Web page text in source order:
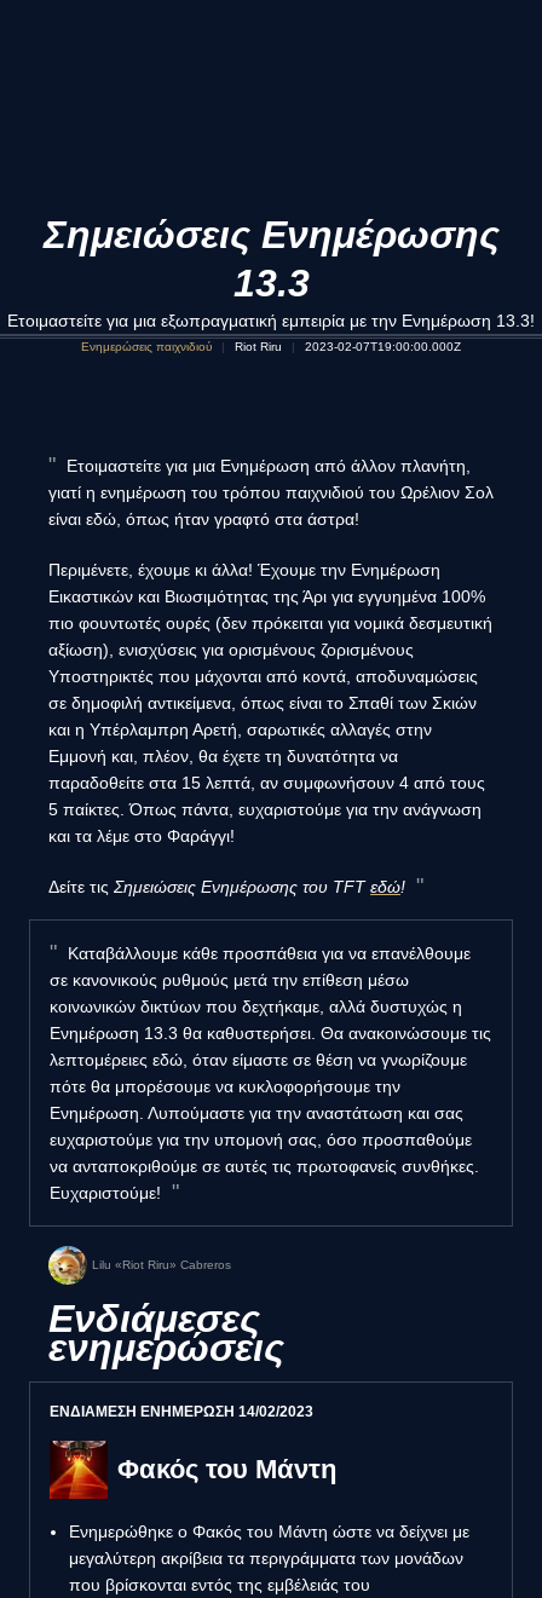
Σημειώσεις Ενημέρωσης
13.3
Ετοιμαστείτε για μια εξωπραγματική εμπειρία με την Ενημέρωση 13.3!
Ενημερώσεις παιχνιδιού Riot Riru 2023-02-07T19:00:00.000Z
Ετοιμαστείτε για μια Ενημέρωση από άλλον πλανήτη,
γιατί η ενημέρωση του τρόπου παιχνιδιού του Ωρέλιον Σολ
είναι εδώ, όπως ήταν γραφτό στα άστρα!
Περιμένετε, έχουμε κι άλλα! Έχουμε την Ενημέρωση
Εικαστικών και Βιωσιμότητας της Άρι για εγγυημένα 100%
πιο φουντωτές ουρές (δεν πρόκειται για νομικά δεσμευτική
αξίωση), ενισχύσεις για ορισμένους ζορισμένους
Υποστηρικτές που μάχονται από κοντά, αποδυναμώσεις
σε δημοφιλή αντικείμενα, όπως είναι το Σπαθί των Σκιών
και η Υπέρλαμπρη Αρετή, σαρωτικές αλλαγές στην
Εμμονή και, πλέον, θα έχετε τη δυνατότητα να
παραδοθείτε στα 15 λεπτά, αν συμφωνήσουν 4 από τους
5 παίκτες. Όπως πάντα, ευχαριστούμε για την ανάγνωση
και τα λέμε στο Φαράγγι!
Δείτε τις Σημειώσεις Ενημέρωσης του TFTεδώ!
Καταβάλλουμε κάθε προσπάθεια για να επανέλθουμε
σε κανονικούς ρυθμούς μετά την επίθεση μέσω
κοινωνικών δικτύων που δεχτήκαμε, αλλά δυστυχώς η
Ενημέρωση 13.3 θα καθυστερήσει. Θα ανακοινώσουμε τις
λεπτομέρειες εδώ, όταν είμαστε σε θέση να γνωρίζουμε
πότε θα μπορέσουμε να κυκλοφορήσουμε την
Ενημέρωση. Λυπούμαστε για την αναστάτωση και σας
ευχαριστούμε για την υπομονή σας, όσο προσπαθούμε
να ανταποκριθούμε σε αυτές τις πρωτοφανείς συνθήκες.
Ευχαριστούμε!
Lilu «Riot Riru» Cabreros
Ενδιάμεσες
ενημερώσεις
ΕΝΔΙΑΜΕΣΗ ΕΝΗΜΕΡΩΣΗ 14/02/2023
Φακός του Μάντη
Ενημερώθηκε ο Φακός του Μάντη ώστε να δείχνει με
μεγαλύτερη ακρίβεια τα περιγράμματα των μονάδων
που βρίσκονται εντός της εμβέλειάς του